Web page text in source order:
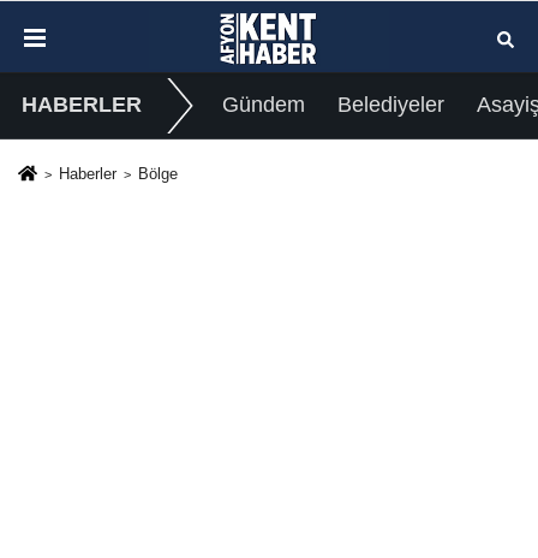
HABERLER Gündem Belediyeler
Haberler Bölge